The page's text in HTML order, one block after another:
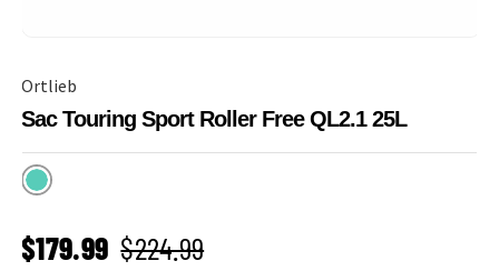
Ortlieb
Sac Touring Sport Roller Free QL2.1 25L
Lagoon
PRIX SOLDÉ
$179.99 Prix habituel
$224.99